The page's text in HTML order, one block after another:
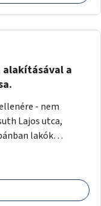
a
- nem
Lajos utca,
lakók
és óvoda is van a
ha a 178-as